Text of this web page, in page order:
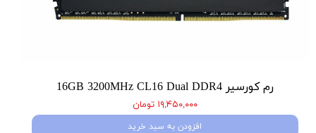
رم کورسیر 16GB 3200MHz CL16 Dual DDR4
۱۹,۴۵۰,۰۰۰ تومان
افزودن به سبد خرید